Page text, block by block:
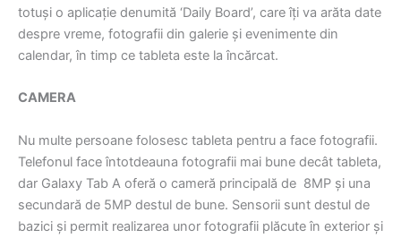
totuși o aplicație denumită ‘Daily Board’, care îți va arăta date
despre vreme, fotografii din galerie și evenimente din
calendar, în timp ce tableta este la încărcat.
CAMERA
Nu multe persoane folosesc tableta pentru a face fotografii.
Telefonul face întotdeauna fotografii mai bune decât tableta,
dar Galaxy Tab A oferă o cameră principală de 8MP și una
secundară de 5MP destul de bune. Sensorii sunt destul de
bazici și permit realizarea unor fotografii plăcute în exterior și